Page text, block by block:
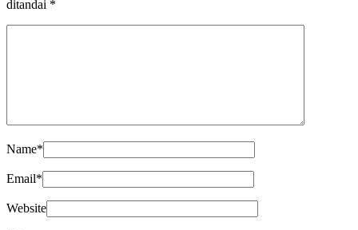
ditandai *
Name*
Email*
Website